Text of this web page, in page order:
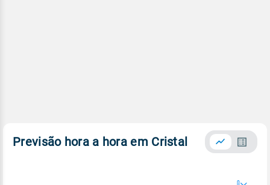
Previsão hora a hora em Cristal